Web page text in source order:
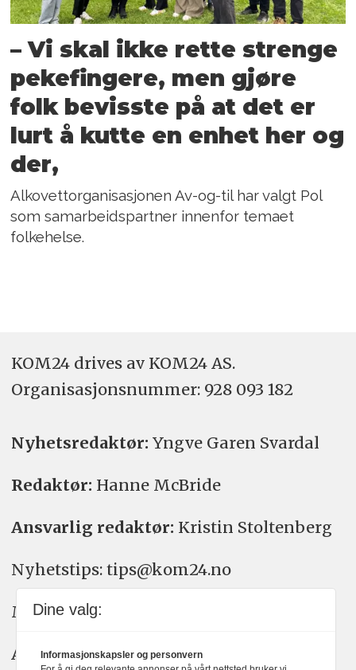
– Vi skal ikke rette strenge
pekefingere, men gjøre
folk bevisste på at det er
lurt å kutte en enhet her og
der,
Alkovettorganisasjonen Av-og-til har valgt Pol
som samarbeidspartner innenfor temaet
folkehelse.
KOM24 drives av KOM24 AS.
Organisasjons­nummer: 928 093 182
Nyhetsredaktør: Yngve Garen Svardal
Redaktør: Hanne McBride
Ansvarlig redaktør: Kristin Stoltenberg
Nyhetstips: tips@kom24.no
Meninger: meninger@kom24.no
Annonse: annonse@watchmedia.no
Dine valg:
Informasjonskapsler og personvern